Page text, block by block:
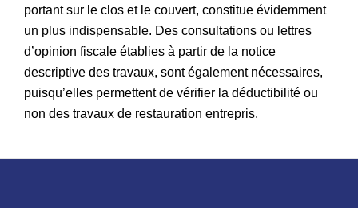
portant sur le clos et le couvert, constitue évidemment
un plus indispensable. Des consultations ou lettres
d’opinion fiscale établies à partir de la notice
descriptive des travaux, sont également nécessaires,
puisqu’elles permettent de vérifier la déductibilité ou
non des travaux de restauration entrepris.